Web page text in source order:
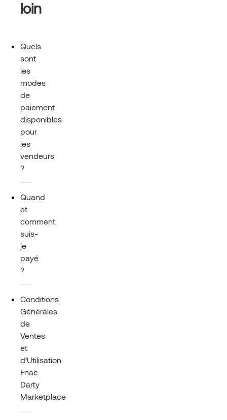
loin
Quels
sont
les
modes
de
paiement
disponibles
pour
les
vendeurs
?
Quand
et
comment
suis-
je
payé
?
Conditions
Générales
de
Ventes
et
d’Utilisation
Fnac
Darty
Marketplace